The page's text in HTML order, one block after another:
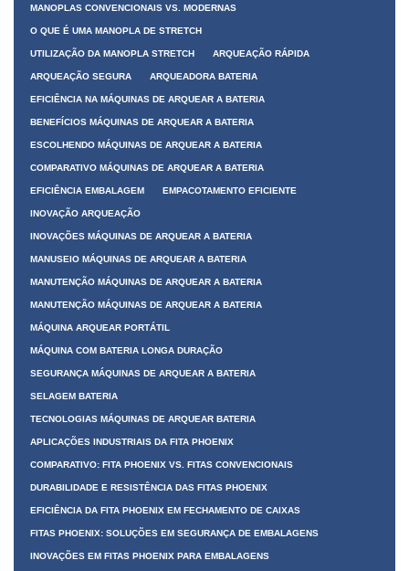
MANOPLAS CONVENCIONAIS VS. MODERNAS
O QUE É UMA MANOPLA DE STRETCH
UTILIZAÇÃO DA MANOPLA STRETCH ARQUEAÇÃO RÁPIDA
ARQUEAÇÃO SEGURA ARQUEADORA BATERIA
EFICIÊNCIA NA MÁQUINAS DE ARQUEAR A BATERIA
BENEFÍCIOS MÁQUINAS DE ARQUEAR A BATERIA
ESCOLHENDO MÁQUINAS DE ARQUEAR A BATERIA
COMPARATIVO MÁQUINAS DE ARQUEAR A BATERIA
EFICIÊNCIA EMBALAGEM EMPACOTAMENTO EFICIENTE
INOVAÇÃO ARQUEAÇÃO
INOVAÇÕES MÁQUINAS DE ARQUEAR A BATERIA
MANUSEIO MÁQUINAS DE ARQUEAR A BATERIA
MANUTENÇÃO MÁQUINAS DE ARQUEAR A BATERIA
MANUTENÇÃO MÁQUINAS DE ARQUEAR A BATERIA
MÁQUINA ARQUEAR PORTÁTIL
MÁQUINA COM BATERIA LONGA DURAÇÃO
SEGURANÇA MÁQUINAS DE ARQUEAR A BATERIA
SELAGEM BATERIA
TECNOLOGIAS MÁQUINAS DE ARQUEAR BATERIA
APLICAÇÕES INDUSTRIAIS DA FITA PHOENIX
COMPARATIVO: FITA PHOENIX VS. FITAS CONVENCIONAIS
DURABILIDADE E RESISTÊNCIA DAS FITAS PHOENIX
EFICIÊNCIA DA FITA PHOENIX EM FECHAMENTO DE CAIXAS
FITAS PHOENIX: SOLUÇÕES EM SEGURANÇA DE EMBALAGENS
INOVAÇÕES EM FITAS PHOENIX PARA EMBALAGENS